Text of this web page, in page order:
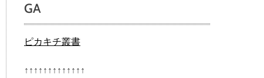
o
o
m
り教えます！日本一わかりやすい油
GA
ピカキチ叢書
↑↑↑↑↑↑↑↑↑↑↑↑↑